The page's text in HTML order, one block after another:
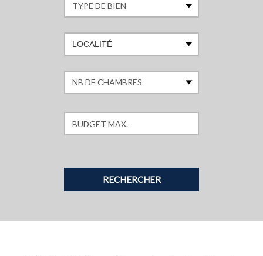
LOCALITÉ